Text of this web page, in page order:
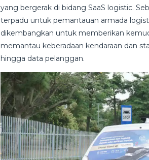
yang bergerak di bidang SaaS logistic.
terpadu untuk pemantauan armada
dikembangkan untuk memberikan
memantau keberadaan kendaraan dan
hingga data pelanggan.